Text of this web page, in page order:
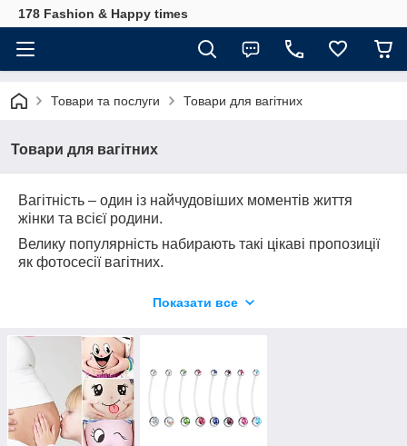
178 Fashion & Happy times
Товари та послуги Товари для вагітних
Товари для вагітних
Вагітність – один із найчудовіших моментів життя
жінки та всієї родини.
Велику популярність набирають такі цікаві пропозиції
як фотосесії вагітних.
залишити у пам'яті цей щасливий період.
Показати все